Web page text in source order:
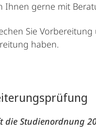
Ihnen gerne mit
Sie
haben.
die Studienordnung